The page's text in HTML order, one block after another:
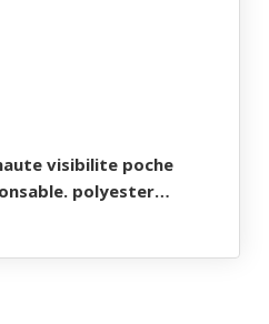
visibilite poche
polyester